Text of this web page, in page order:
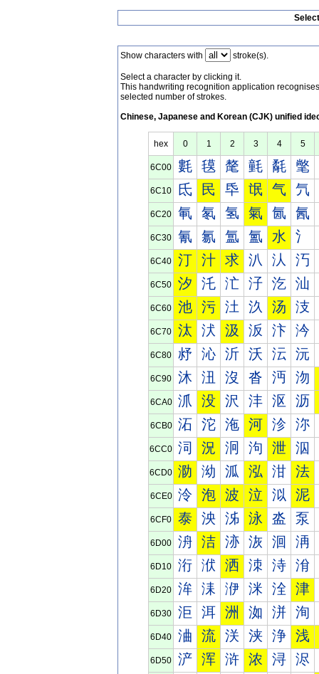
Show characters with stroke(s).
Select a character by clicking it.
This handwriting recognition application
selected number of strokes.
Chinese, Japanese and Korean (CJK) unified
hex 0 1 2 3 4 5
6C00 氀 氁 氂 氃 氄 氅
6C10 氐 民 氒 氓 气 氕
6C20 氠 氡 氢 氣 氤 氥
6C30 氰 氱 氲 氳 水 氵
6C40 汀 汁 求 汃 汄 汅
6C50 汐 汑 汒 汓 汔 汕
6C60 池 污 汢 汣 汤 汥
6C70 汰 汱 汲 汳 汴 汵
6C80 沀 沁 沂 沃 沄 沅
6C90 沐 沑 沒 沓 沔 沕
6CA0 沠 没 沢 沣 沤 沥
6CB0 沰 沱 沲 河 沴 沵
6CC0 泀 況 泂 泃 泄 泅
6CD0 泐 泑 泒 泓 泔 法
6CE0 泠 泡 波 泣 泤 泥
6CF0 泰 泱 泲 泳 泴 泵
6D00 洀 洁 洂 洃 洄 洅
6D10 洐 洑 洒 洓 洔 洕
6D20 洠 洡 洢 洣 洤 津
6D30 洰 洱 洲 洳 洴 洵
6D40 浀 流 浂 浃 浄 浅
6D50 浐 浑 浒 浓 浔 浕